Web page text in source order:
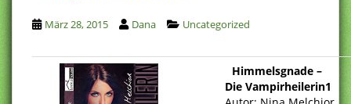
März 28, 2015 Dana Uncategorized
Himmelsgnade –
Die Vampirheilerin1